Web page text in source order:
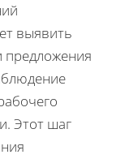
выявить
предложения
Этот шаг